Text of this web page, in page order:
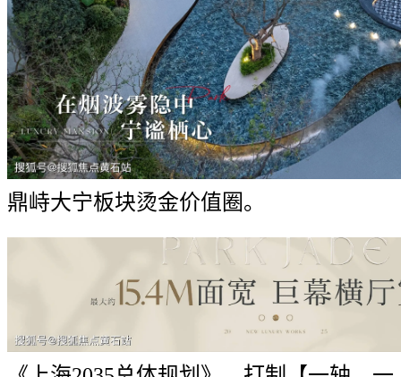
鼎峙大宁板块烫金价值圈。